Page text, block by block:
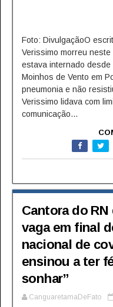
Foto: DivulgaçãoO
Verissimo morreu
estava internado desde
Moinhos de Vento em
pneumonia e não
Verissimo lidava com
comunicação...
Cantora do
vaga em final
nacional de
ensinou a ter
sonhar”
CanguaretamaDeFato